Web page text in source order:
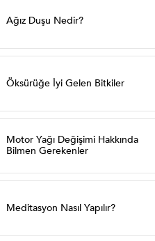
Ağız Duşu Nedir?
Öksürüğe İyi Gelen Bitkiler
Motor Yağı Değişimi Hakkında
Bilmen Gerekenler
Meditasyon Nasıl Yapılır?